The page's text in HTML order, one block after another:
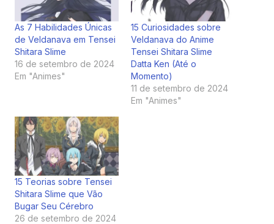
As 7 Habilidades Únicas
de Veldanava em Tensei
Shitara Slime
16 de setembro de 2024
Em "Animes"
15 Curiosidades sobre
Veldanava do Anime
Tensei Shitara Slime
Datta Ken (Até o
Momento)
11 de setembro de 2024
Em "Animes"
15 Teorias sobre Tensei
Shitara Slime que Vão
Bugar Seu Cérebro
26 de setembro de 2024